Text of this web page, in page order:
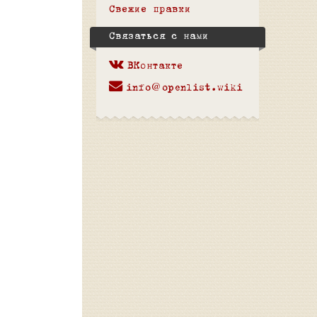
Свежие правки
Связаться с нами
ВКонтакте
info@openlist.wiki